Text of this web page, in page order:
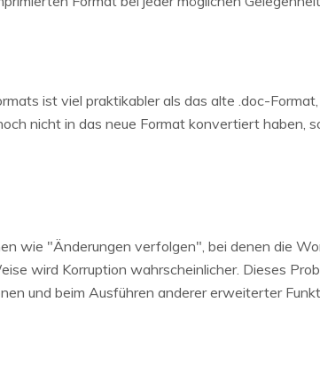
ist viel praktikabler als das alte .doc-
nicht in das neue Format konvertiert haben,
wie "Änderungen verfolgen", bei denen die
wird Korruption wahrscheinlicher. Dieses
und beim Ausführen anderer erweiterter